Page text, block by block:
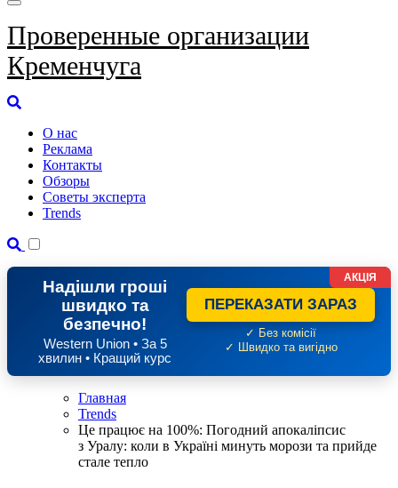
Проверенные организации
Кременчуга
О нас
Реклама
Контакты
Обзоры
Советы эксперта
Trends
Надішли гроші
швидко та
безпечно!
Western Union • За 5
хвилин • Кращий курс
ПЕРЕКАЗАТИ ЗАРАЗ
✓ Без комісії
✓ Швидко та вигідно
АКЦІЯ
Главная
Trends
Це працює на 100%: Погодний апокаліпсис
з Уралу: коли в Україні минуть морози та прийде
стале тепло